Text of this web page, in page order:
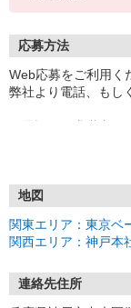
応募方法
Web応募をご利用く
弊社より電話、もし
対応時間：10時〜
【お盆期間に伴う応
・8月12日 (水) 〜 8
※ 8月10日 (月) 18時
予めご了承ください
地図
関東エリア：東京ベ
関西エリア：神戸本
連絡先住所